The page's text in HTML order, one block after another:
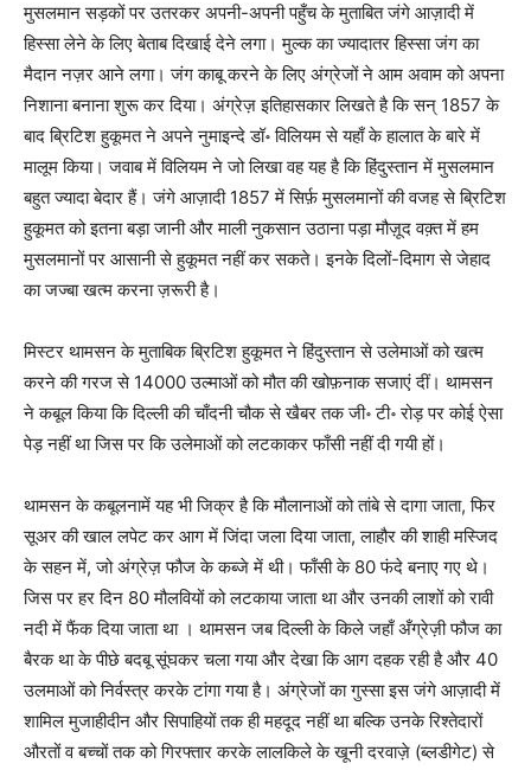
मुसलमान सड़कों पर उतरकर अपनी-अपनी पहुँच के मुताबित जंगे आज़ादी में
हिस्‍सा लेने के लिए बेताब दिखाई देने लगा। मुल्‍क का ज्‍यादातर हिस्‍सा जंग का
मैदान नज़र आने लगा। जंग काबू करने के लिए अंग्रेजों ने आम अवाम को अपना
निशाना बनाना शुरू कर दिया। अंग्रेज़ इतिहासकार लिखते है कि सन् 1857 के
बाद ब्रिटिश हुकूमत ने अपने नुमाइन्‍दे डॉ॰ विलियम से यहाँ के हालात के बारे में
मालूम किया। जवाब में विलियम ने जो लिखा वह यह है कि हिंदुस्‍तान में मुसलमान
बहुत ज्‍यादा बेदार हैं। जंगे आज़ादी 1857 में सिर्फ़ मुसलमानों की वजह से ब्रिटिश
हुकूमत को इतना बड़ा जानी और माली नुकसान उठाना पड़ा मौज़ूद वक्‍़त में हम
मुसलमानों पर आसानी से हुकूमत नहीं कर सकते। इनके दिलों-दिमाग से जेहाद
का जज्‍बा खत्‍म करना ज़रूरी है।
मिस्‍टर थामसन के मुताबिक ब्रिटिश हुकूमत ने हिंदुस्‍तान से उलेमाओं को खत्‍म
करने की गरज से 14000 उल्माओं को मौत की खोफ़नाक सजाएं दीं। थामसन
ने कबूल किया कि दिल्‍ली की चाँदनी चौक से खैबर तक जी॰ टी॰ रोड़ पर कोई ऐसा
पेड़ नहीं था जिस पर कि उलेमाओं को लटकाकर फाँसी नहीं दी गयी हों।
थामसन के कबूलनामें यह भी जिक्र है कि मौलानाओं को तांबे से दागा जाता, फिर
सूअर की खाल लपेट कर आग में जिंदा जला दिया जाता, लाहौर की शाही मस्जिद
के सहन में, जो अंग्रेज़ फौज के कब्‍जे में थी। फाँसी के 80 फंदे बनाए गए थे।
जिस पर हर दिन 80 मौलवियों को लटकाया जाता था और उनकी लाशों को रावी
नदी में फैंक दिया जाता था । थामसन जब दिल्‍ली के किले जहाँ अँग्रेज़ी फौज का
बैरक था के पीछे बदबू सूंघकर चला गया और देखा कि आग दहक रही है और 40
उलमाओं को निर्वस्‍त्र करके टांगा गया है। अंग्रेजों का गुस्‍सा इस जंगे आज़ादी में
शामिल मुजाहीदीन और सिपाहियों तक ही महदूद नहीं था बल्कि उनके रिश्‍तेदारों
औरतों व बच्‍चों तक को गिरफ्तार करके लालकिले के खूनी दरवाज़े (ब्लडीगेट) से